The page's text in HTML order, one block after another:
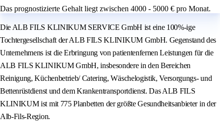
Das prognostizierte Gehalt liegt zwischen 4000 - 5000 € pro Monat.
Die ALB FILS KLINIKUM SERVICE GmbH ist eine 100%-ige
Tochtergesellschaft der ALB FILS KLINIKUM GmbH. Gegenstand des
Unternehmens ist die Erbringung von patientenfernen Leistungen für die
ALB FILS KLINIKUM GmbH, insbesondere in den Bereichen
Reinigung, Küchenbetrieb/ Catering, Wäschelogistik, Versorgungs- und
Bettenrüstdienst und dem Krankentransportdienst. Das ALB FILS
KLINIKUM ist mit 775 Planbetten der größte Gesundheitsanbieter in der
Alb-Fils-Region.